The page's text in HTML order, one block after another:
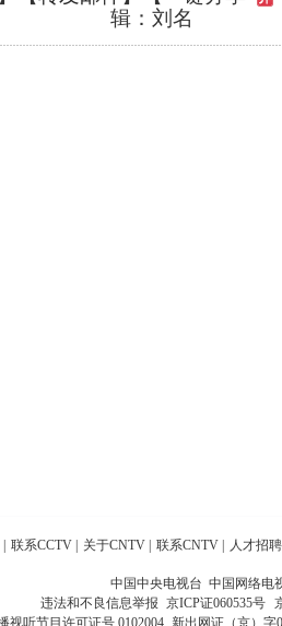
辑：刘名
| 联系CCTV | 关于CNTV | 联系CNTV | 人才招聘
中国中央电视台 中国网络电
违法和不良信息举报 京ICP证060535号
视听节目许可证号 0102004 新出网证（京）